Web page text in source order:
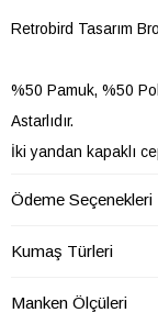
Retrobird Tasarım
%50 Pamuk, %50
Astarlıdır.
İki yandan kapaklı
Model üzerindeki
S-M beden ölçüleri:
İki omuz arası: 53
Ödeme Seçenekleri
Kumaş Türleri
Manken Ölçüleri